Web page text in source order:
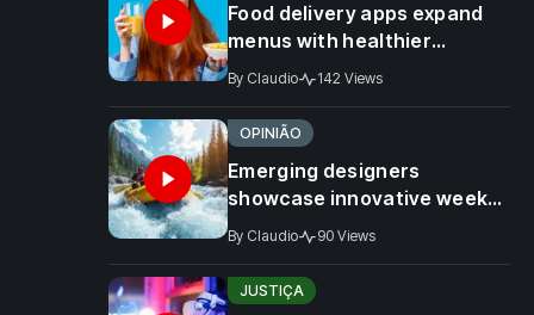
Food delivery apps expand
menus with healthier
sustainable
By Claudio 142 Views
OPINIÃO
Emerging designers
showcase innovative week
2025
By Claudio 90 Views
JUSTIÇA